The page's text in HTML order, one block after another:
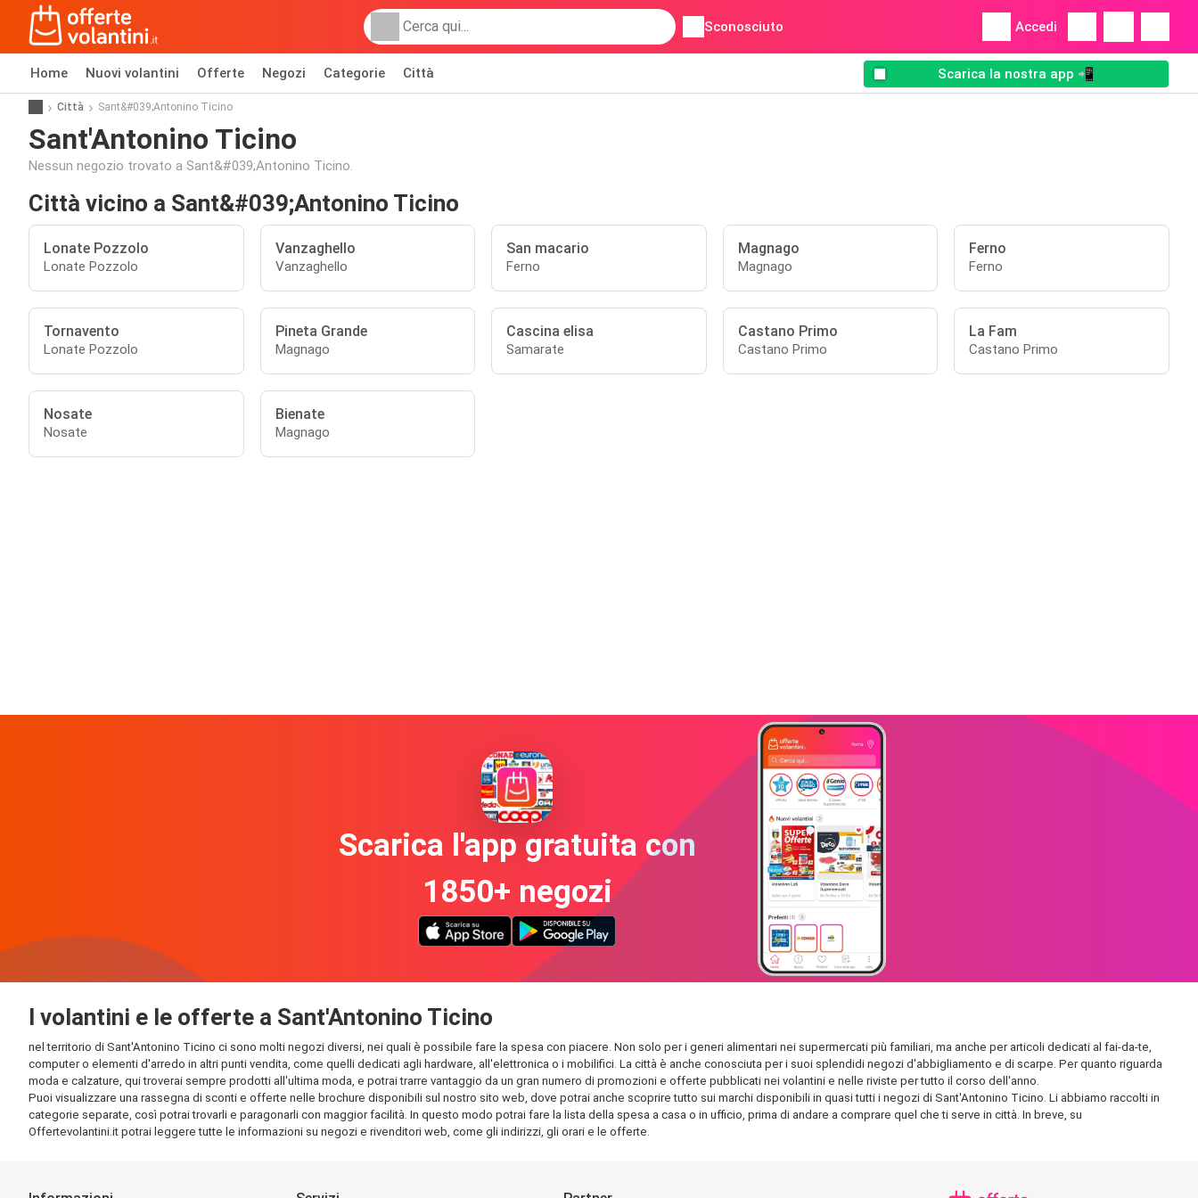
Sconosciuto Accedi
Home Nuovi volantini Offerte Negozi Categorie Città Scarica la nostra app 📲
Città Sant&#039;Antonino Ticino
Sant'Antonino Ticino
Nessun negozio trovato a Sant&#039;Antonino Ticino.
Città vicino a Sant&#039;Antonino Ticino
Lonate Pozzolo
Lonate Pozzolo
Vanzaghello
Vanzaghello
San macario
Ferno
Magnago
Magnago
Ferno
Ferno
Tornavento
Lonate Pozzolo
Pineta Grande
Magnago
Cascina elisa
Samarate
Castano Primo
Castano Primo
La Fam
Castano Primo
Nosate
Nosate
Bienate
Magnago
Scarica l'app gratuita con
1850+ negozi
I volantini e le offerte a Sant'Antonino Ticino
nel territorio di Sant'Antonino Ticino ci sono molti negozi diversi, nei quali è possibile fare la spesa con piacere. Non solo per i generi alimentari nei supermercati più familiari, ma anche per articoli dedicati al fai-da-te,
computer o elementi d'arredo in altri punti vendita, come quelli dedicati agli hardware, all'elettronica o i mobilifici. La città è anche conosciuta per i suoi splendidi negozi d'abbigliamento e di scarpe. Per quanto riguarda
moda e calzature, qui troverai sempre prodotti all'ultima moda, e potrai trarre vantaggio da un gran numero di promozioni e offerte pubblicati nei volantini e nelle riviste per tutto il corso dell'anno.
Puoi visualizzare una rassegna di sconti e offerte nelle brochure disponibili sul nostro sito web, dove potrai anche scoprire tutto sui marchi disponibili in quasi tutti i negozi di Sant'Antonino Ticino. Li abbiamo raccolti in
categorie separate, così potrai trovarli e paragonarli con maggior facilità. In questo modo potrai fare la lista della spesa a casa o in ufficio, prima di andare a comprare quel che ti serve in città. In breve, su
Offertevolantini.it potrai leggere tutte le informazioni su negozi e rivenditori web, come gli indirizzi, gli orari e le offerte.